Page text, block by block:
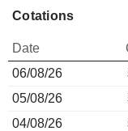
Cotations
Date
06/08/26
05/08/26
04/08/26